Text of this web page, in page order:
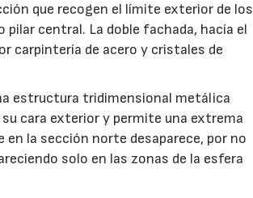
que recogen el límite exterior de los
pilar central. La doble fachada, hacía el
carpintería de acero y cristales de
estructura tridimensional metálica
cara exterior y permite una extrema
la sección norte desaparece, por no
solo en las zonas de la esfera